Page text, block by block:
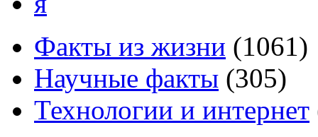
Факты из жизни (1061)
Научные факты (305)
Технологии и интернет